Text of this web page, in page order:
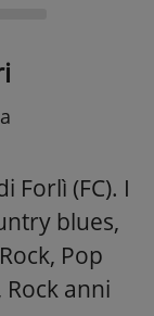
Forlì (FC). I
blues,
Pop
anni